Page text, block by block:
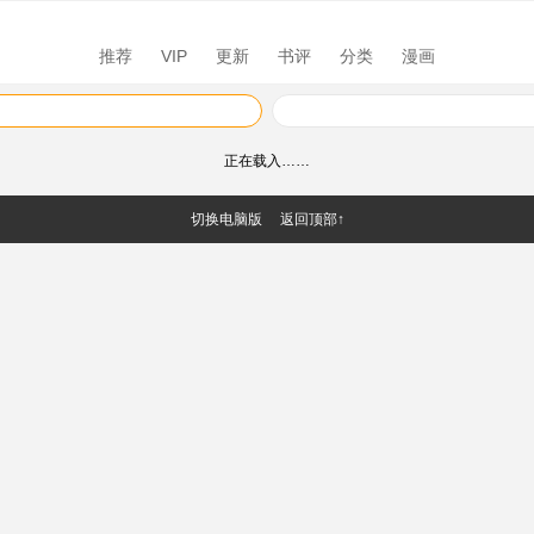
推荐 VIP 更新 书评 分类 漫画
正在载入……
切换电脑版 返回顶部↑